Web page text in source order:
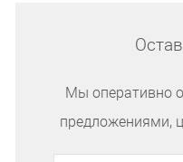
Мы оперативно
предложениями,